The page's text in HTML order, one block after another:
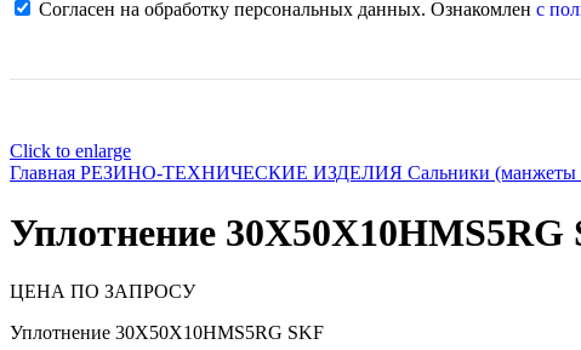
Согласен на обработку персональных данных. Ознакомлен с
Click to enlarge
Главная РЕЗИНО-ТЕХНИЧЕСКИЕ ИЗДЕЛИЯ Сальники (манжеты
Уплотнение 30X50X10HMS5RG
ЦЕНА ПО ЗАПРОСУ
Уплотнение 30X50X10HMS5RG SKF